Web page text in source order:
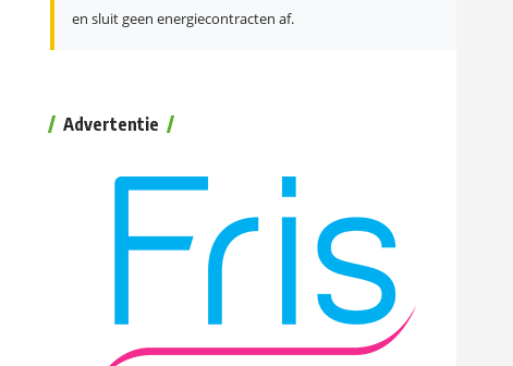
en sluit geen energiecontracten af.
Advertentie